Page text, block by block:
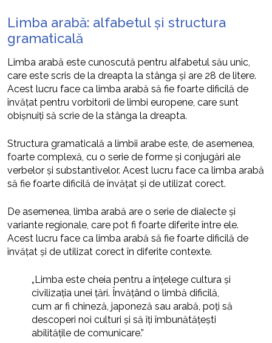
Limba arabă: alfabetul și structura
gramaticală
Limba arabă este cunoscută pentru alfabetul său unic,
care este scris de la dreapta la stânga și are 28 de litere.
Acest lucru face ca limba arabă să fie foarte dificilă de
învățat pentru vorbitorii de limbi europene, care sunt
obișnuiți să scrie de la stânga la dreapta.
Structura gramaticală a limbii arabe este, de asemenea,
foarte complexă, cu o serie de forme și conjugări ale
verbelor și substantivelor. Acest lucru face ca limba arabă
să fie foarte dificilă de învățat și de utilizat corect.
De asemenea, limba arabă are o serie de dialecte și
variante regionale, care pot fi foarte diferite între ele.
Acest lucru face ca limba arabă să fie foarte dificilă de
învățat și de utilizat corect în diferite contexte.
„Limba este cheia pentru a înțelege cultura și
civilizația unei țări. Învățând o limbă dificilă,
cum ar fi chineză, japoneză sau arabă, poți să
descoperi noi culturi și să îți îmbunătățești
abilitățile de comunicare.”